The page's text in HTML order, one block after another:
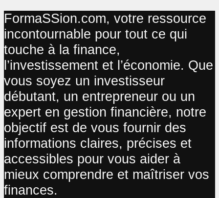
FormaSSion.com, votre ressource
incontournable pour tout ce qui
touche à la finance,
l’investissement et l’économie. Que
vous soyez un investisseur
débutant, un entrepreneur ou un
expert en gestion financière, notre
objectif est de vous fournir des
informations claires, précises et
accessibles pour vous aider à
mieux comprendre et maîtriser vos
finances.